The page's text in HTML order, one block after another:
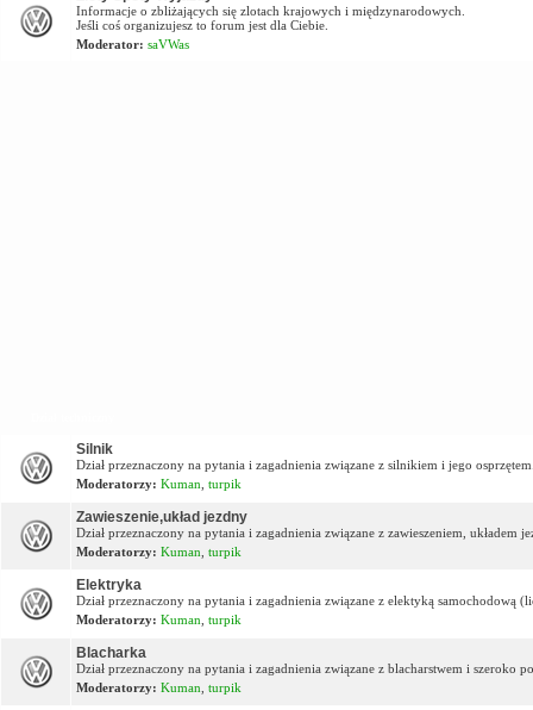
Informacje o zbliżających się zlotach krajowych i międzynarodowych.
Jeśli coś organizujesz to forum jest dla Ciebie.
Moderator: saVWas
Silnik
Dział przeznaczony na pytania i zagadnienia związane z silnikiem i jego
Moderatorzy: Kuman turpik
Zawieszenie,układ jezdny
Dział przeznaczony na pytania i zagadnienia związane z zawieszeniem, układem
Moderatorzy: Kuman turpik
Elektryka
Dział przeznaczony na pytania i zagadnienia związane z elektyką samochodową
Moderatorzy: Kuman turpik
Blacharka
Dział przeznaczony na pytania i zagadnienia związane z blacharstwem i szeroko
Moderatorzy: Kuman turpik